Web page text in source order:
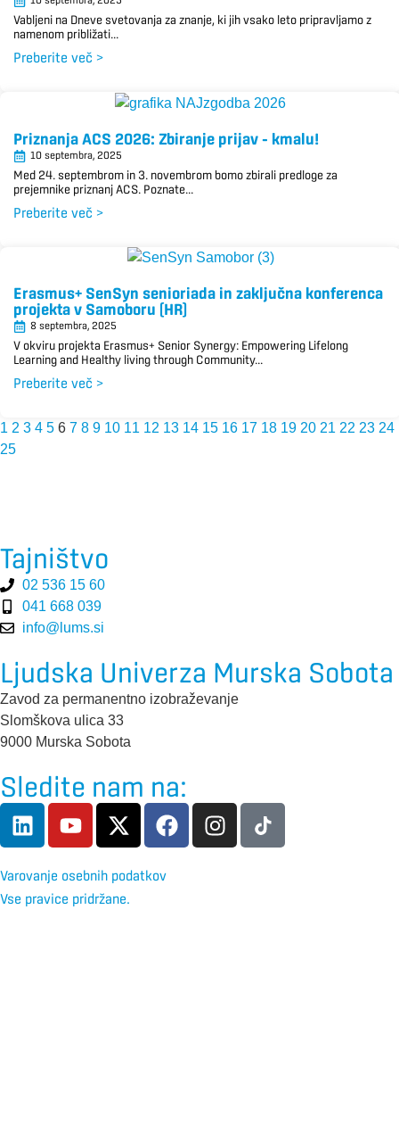
Vabljeni na Dneve svetovanja za znanje, ki jih vsako leto pripravljamo z
namenom približati...
Preberite več >
Priznanja ACS 2026: Zbiranje prijav – kmalu!
10 septembra, 2025
Med 24. septembrom in 3. novembrom bomo zbirali predloge za
prejemnike priznanj ACS. Poznate...
Preberite več >
Erasmus+ SenSyn senioriada in zaključna konferenca
projekta v Samoboru (HR)
8 septembra, 2025
V okviru projekta Erasmus+ Senior Synergy: Empowering Lifelong
Learning and Healthy living through Community...
Preberite več >
1 2 3 4 5 6 7 8 9 10 11 12 13 14 15 16 17 18 19 20 21 22 23 24
25
Tajništvo
02 536 15 60
041 668 039
info@lums.si
Ljudska Univerza Murska Sobota
Zavod za permanentno izobraževanje
Slomškova ulica 33
9000 Murska Sobota
Sledite nam na:
Varovanje osebnih podatkov
Vse pravice pridržane.